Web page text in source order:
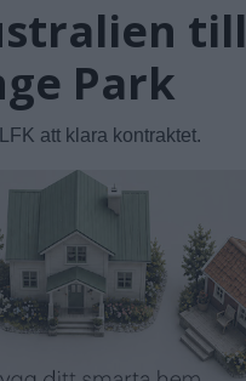
till
Park
att klara kontraktet.